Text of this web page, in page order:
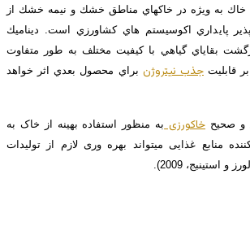
خاك به ويژه در خاك­هاي مناطق خشك و نيمه­ خشك از
پايداري اكوسيستم ­هاي كشاورزي است. ديناميك
بقاياي گياهي با كيفيت مختلف به طور متفاوت
قابليتجذب نيتروژن براي محصول بعدي اثر خواهد
و صحیحخاک­ورزیبه منظور استفاده بهینه از خاک به
منابع غذایی می­تواند بهره ­وری لازم از تولیدات
استینبج، 2009).